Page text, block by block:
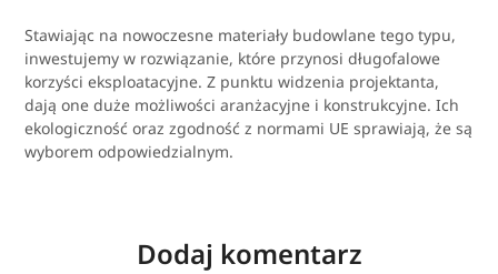
Stawiając na nowoczesne materiały budowlane tego typu,
inwestujemy w rozwiązanie, które przynosi długofalowe
korzyści eksploatacyjne. Z punktu widzenia projektanta,
dają one duże możliwości aranżacyjne i konstrukcyjne. Ich
ekologiczność oraz zgodność z normami UE sprawiają, że są
wyborem odpowiedzialnym.
Dodaj komentarz